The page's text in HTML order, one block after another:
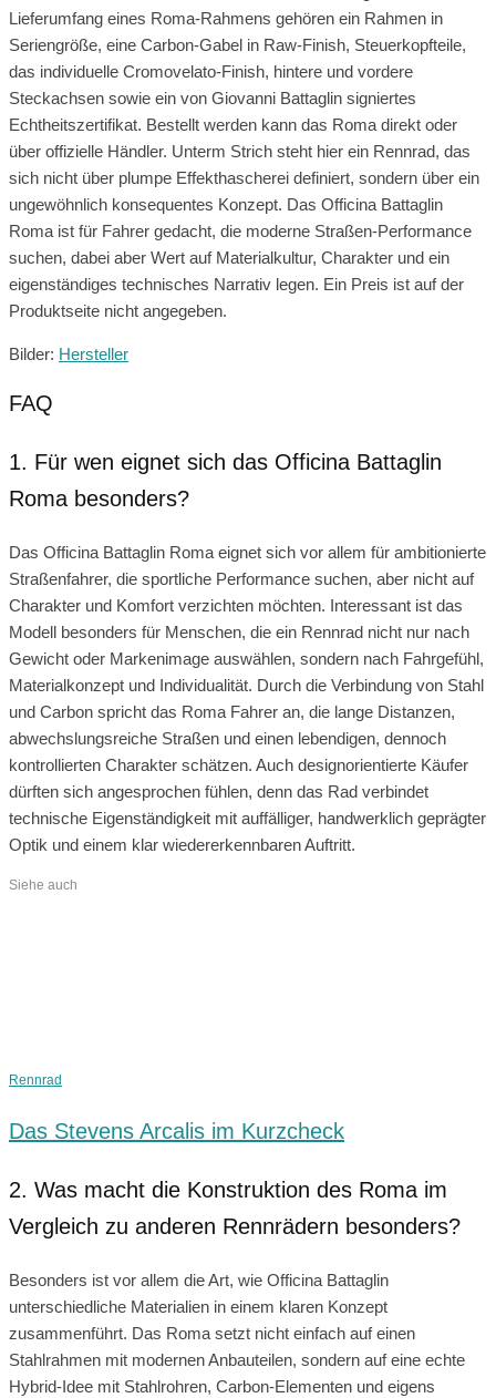
Lieferumfang eines Roma-Rahmens gehören ein Rahmen in
Seriengröße, eine Carbon-Gabel in Raw-Finish, Steuerkopfteile,
das individuelle Cromovelato-Finish, hintere und vordere
Steckachsen sowie ein von Giovanni Battaglin signiertes
Echtheitszertifikat. Bestellt werden kann das Roma direkt oder
über offizielle Händler. Unterm Strich steht hier ein Rennrad, das
sich nicht über plumpe Effekthascherei definiert, sondern über ein
ungewöhnlich konsequentes Konzept. Das Officina Battaglin
Roma ist für Fahrer gedacht, die moderne Straßen-Performance
suchen, dabei aber Wert auf Materialkultur, Charakter und ein
eigenständiges technisches Narrativ legen. Ein Preis ist auf der
Produktseite nicht angegeben.
Bilder: Hersteller
FAQ
1. Für wen eignet sich das Officina Battaglin
Roma besonders?
Das Officina Battaglin Roma eignet sich vor allem für ambitionierte
Straßenfahrer, die sportliche Performance suchen, aber nicht auf
Charakter und Komfort verzichten möchten. Interessant ist das
Modell besonders für Menschen, die ein Rennrad nicht nur nach
Gewicht oder Markenimage auswählen, sondern nach Fahrgefühl,
Materialkonzept und Individualität. Durch die Verbindung von Stahl
und Carbon spricht das Roma Fahrer an, die lange Distanzen,
abwechslungsreiche Straßen und einen lebendigen, dennoch
kontrollierten Charakter schätzen. Auch designorientierte Käufer
dürften sich angesprochen fühlen, denn das Rad verbindet
technische Eigenständigkeit mit auffälliger, handwerklich geprägter
Optik und einem klar wiedererkennbaren Auftritt.
Siehe auch
Rennrad
Das Stevens Arcalis im Kurzcheck
2. Was macht die Konstruktion des Roma im
Vergleich zu anderen Rennrädern besonders?
Besonders ist vor allem die Art, wie Officina Battaglin
unterschiedliche Materialien in einem klaren Konzept
zusammenführt. Das Roma setzt nicht einfach auf einen
Stahlrahmen mit modernen Anbauteilen, sondern auf eine echte
Hybrid-Idee mit Stahlrohren, Carbon-Elementen und eigens